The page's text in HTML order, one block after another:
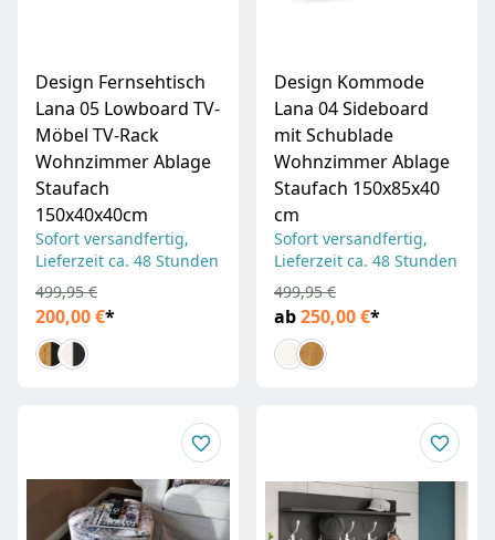
Design Fernsehtisch
Lana 05 Lowboard TV-
Möbel TV-Rack
Wohnzimmer Ablage
Staufach
150x40x40cm
Sofort versandfertig,
Lieferzeit ca. 48 Stunden
200,00 €*
499,95 €
Design Kommode
Lana 04 Sideboard
mit Schublade
Wohnzimmer Ablage
Staufach 150x85x40
cm
Sofort versandfertig,
Lieferzeit ca. 48 Stunden
ab250,00 €*
499,95 €